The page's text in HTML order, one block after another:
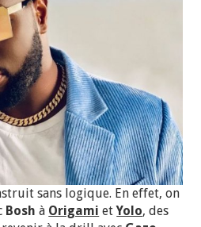
sans logique. En effet, on
Bosh à Origami etYolo, des